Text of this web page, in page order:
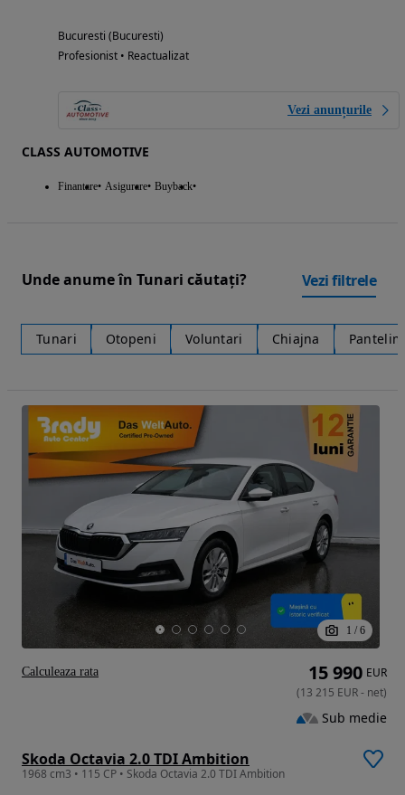
Bucuresti (Bucuresti)
Profesionist • Reactualizat
Vezi anunțurile
CLASS AUTOMOTIVE
Finantare Asigurare Buyback
Unde anume în Tunari căutați? Vezi filtrele
Tunari Otopeni Voluntari Chiajna
1 / 6
Skoda Octavia 2.0 TDI Ambition
1968 cm3 • 115 CP • Skoda Octavia 2.0 TDI Ambition
15 990 EUR
(13 215 EUR- net)
Sub medie
Calculeaza rata